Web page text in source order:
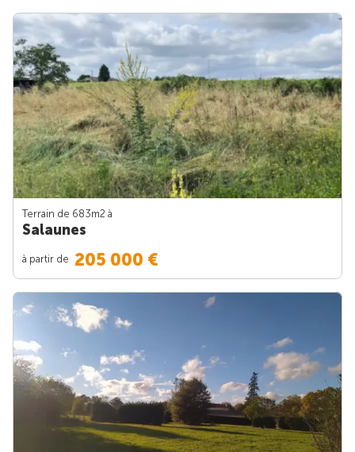
Terrain de 683m2 à
Salaunes
à partir de 205 000 €